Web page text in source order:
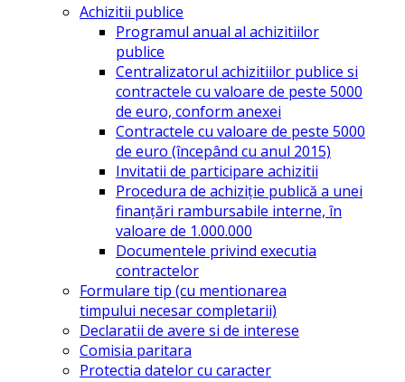
Achizitii publice
Programul anual al achizitiilor
publice
Centralizatorul achizitiilor publice si
contractele cu valoare de peste 5000
de euro, conform anexei
Contractele cu valoare de peste 5000
de euro (începând cu anul 2015)
Invitatii de participare achizitii
Procedura de achiziție publică a unei
finanțări rambursabile interne, în
valoare de 1.000.000
Documentele privind executia
contractelor
Formulare tip (cu mentionarea
timpului necesar completarii)
Declaratii de avere si de interese
Comisia paritara
Protectia datelor cu caracter